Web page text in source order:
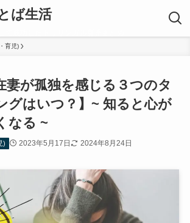
ば生活
育児)
妻が孤独を感じる３つのタ
グはいつ？】~ 知ると心が
なる ~
) 2023年5月17日 2024年8月24日